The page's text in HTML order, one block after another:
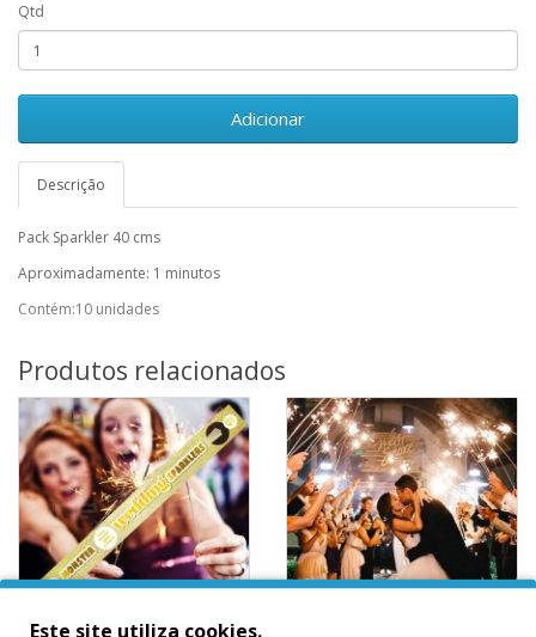
Qtd
Adicionar
Descrição
Pack Sparkler 40 cms
Aproximadamente: 1 minutos
Contém:10 unidades
Produtos relacionados
Este site utiliza cookies.